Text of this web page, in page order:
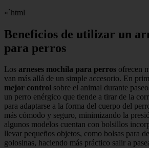
«`html
Beneficios de utilizar un
para perros
Los arneses mochila para perros ofrecen
van más allá de un simple accesorio. En
mejor control sobre el animal durante
un perro enérgico que tiende a tirar de la
para adaptarse a la forma del cuerpo del
más cómodo y seguro, minimizando la
algunos modelos cuentan con bolsillos
llevar pequeños objetos, como bolsas para
golosinas, haciendo más práctico salir a